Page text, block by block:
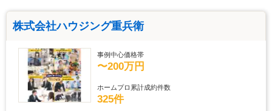
株式会社ハウジング重兵衛
事例中心価格帯
〜200万円
ホームプロ累計成約件数
325件